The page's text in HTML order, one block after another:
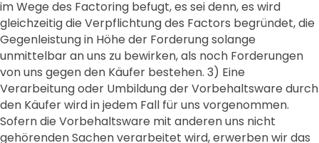
im Wege des Factoring befugt, es sei denn, es wird
gleichzeitig die Verpflichtung des Factors begründet, die
Gegenleistung in Höhe der Forderung solange
unmittelbar an uns zu bewirken, als noch Forderungen
von uns gegen den Käufer bestehen. 3) Eine
Verarbeitung oder Umbildung der Vorbehaltsware durch
den Käufer wird in jedem Fall für uns vorgenommen.
Sofern die Vorbehaltsware mit anderen uns nicht
gehörenden Sachen verarbeitet wird, erwerben wir das